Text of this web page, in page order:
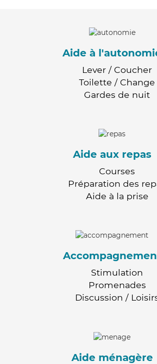
Aide à
Lever / Coucher
Toilette / Change
Gardes de nuit
Aide aux repas
Courses
Préparation des
Aide à la prise
Stimulation
Promenades
Discussion /
Aide ménagère